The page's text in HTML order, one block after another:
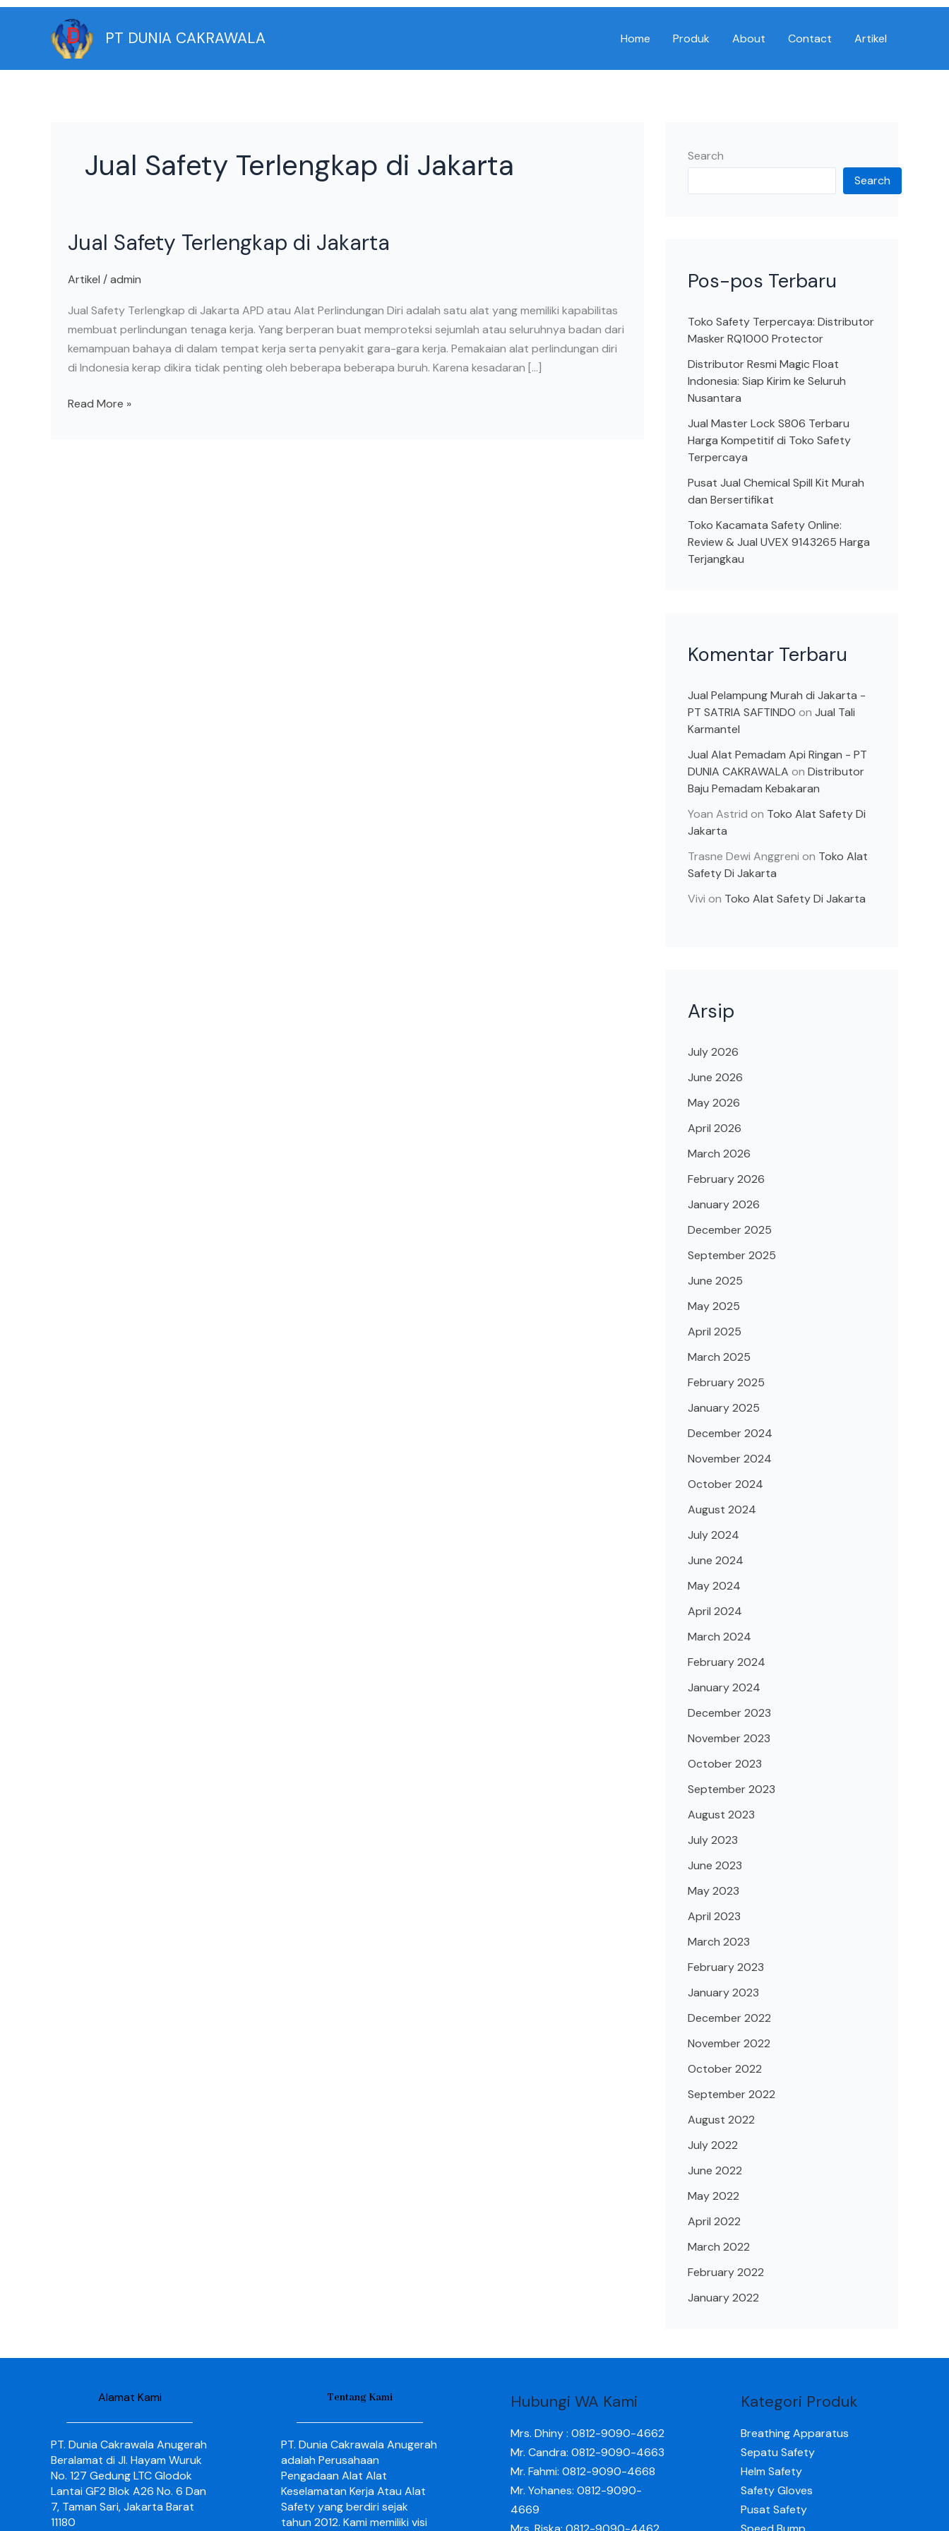
Skip
PT DUNIA CAKRAWALA Home Produk About Contact Artikel
Jual Safety Terlengkap di Jakarta
Jual Safety Terlengkap di Jakarta
Artikel /admin
Jual Safety Terlengkap di Jakarta APD atau Alat Perlindungan Diri adalah satu alat yang memiliki kapabilitas
membuat perlindungan tenaga kerja. Yang berperan buat memproteksi sejumlah atau seluruhnya badan dari
kemampuan bahaya di dalam tempat kerja serta penyakit gara-gara kerja. Pemakaian alat perlindungan diri
di Indonesia kerap dikira tidak penting oleh beberapa beberapa buruh. Karena kesadaran […]
Safety
di
Read More »
Search
Search
Pos-pos Terbaru
Toko Safety Terpercaya: Distributor
Masker RQ1000 Protector
Distributor Resmi Magic Float
Indonesia: Siap Kirim ke Seluruh
Nusantara
Jual Master Lock S806 Terbaru
Harga Kompetitif di Toko Safety
Terpercaya
Pusat Jual Chemical Spill Kit Murah
dan Bersertifikat
Toko Kacamata Safety Online:
Review & Jual UVEX 9143265 Harga
Terjangkau
Komentar Terbaru
Jual Pelampung Murah di Jakarta -
PT SATRIA SAFTINDO on Jual Tali
Karmantel
Jual Alat Pemadam Api Ringan - PT
DUNIA CAKRAWALA on Distributor
Baju Pemadam Kebakaran
Yoan Astrid on Toko Alat Safety Di
Jakarta
Trasne Dewi Anggreni on Toko Alat
Safety Di Jakarta
Vivi on Toko Alat Safety Di Jakarta
Arsip
July 2026
June 2026
May 2026
April 2026
March 2026
February 2026
January 2026
December 2025
September 2025
June 2025
May 2025
April 2025
March 2025
February 2025
January 2025
December 2024
November 2024
October 2024
August 2024
July 2024
June 2024
May 2024
April 2024
March 2024
February 2024
January 2024
December 2023
November 2023
October 2023
September 2023
August 2023
July 2023
June 2023
May 2023
April 2023
March 2023
February 2023
January 2023
December 2022
November 2022
October 2022
September 2022
August 2022
July 2022
June 2022
May 2022
April 2022
March 2022
February 2022
January 2022
Alamat Kami
PT. Dunia Cakrawala Anugerah
Beralamat di Jl. Hayam Wuruk
No. 127 Gedung LTC Glodok
Lantai GF2 Blok A26 No. 6 Dan
7, Taman Sari, Jakarta Barat
11180
Tentang Kami
PT. Dunia Cakrawala Anugerah
adalah Perusahaan
Pengadaan Alat Alat
Keselamatan Kerja Atau Alat
Safety yang berdiri sejak
tahun 2012. Kami memiliki visi
Hubungi WA Kami
Mrs. Dhiny : 0812-9090-4662
Mr. Candra: 0812-9090-4663
Mr. Fahmi: 0812-9090-4668
Mr. Yohanes: 0812-9090-
4669
Kategori Produk
Breathing Apparatus
Sepatu Safety
Helm Safety
Safety Gloves
Pusat Safety